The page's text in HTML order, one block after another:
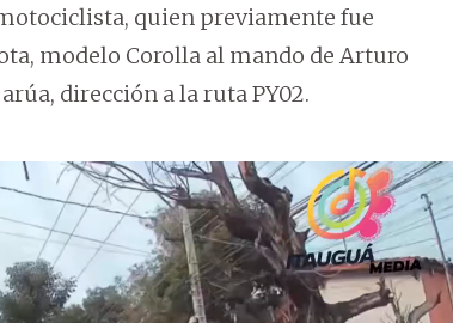
quien previamente fue
modelo Corolla al mando de Arturo
dirección a la ruta PY02.